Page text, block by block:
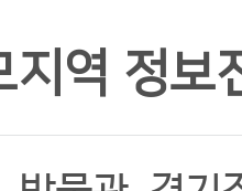
지역 정보